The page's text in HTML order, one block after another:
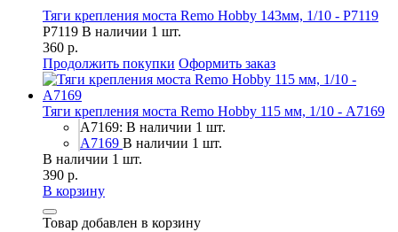
Тяги крепления моста Remo Hobby 143мм, 1/10 - P7119
P7119 В наличии 1 шт.
360 р.
Продолжить покупки Оформить заказ
Тяги крепления моста Remo Hobby 115 мм, 1/10 - A7169
A7169: В наличии 1 шт.
A7169 В наличии 1 шт.
В наличии 1 шт.
390 р.
В корзину
Товар добавлен в корзину